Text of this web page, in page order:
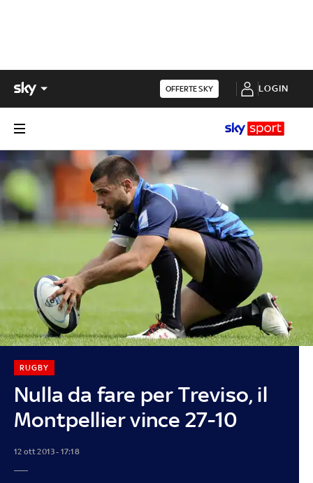
OFFERTE SKY LOGIN
Nulla da fare per Treviso, il
Montpellier vince 27-10
RUGBY
12 ott 2013 - 17:18